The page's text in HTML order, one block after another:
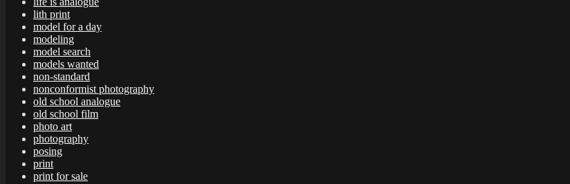
lith print
model for a day
modeling
model search
models wanted
non-standard
nonconformist photography
old school analogue
old school film
photo art
photography
posing
print
print for sale